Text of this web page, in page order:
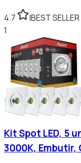
4.7 |BEST SELLER
1
Kit Spot LED, 5
3000K, Embutir,